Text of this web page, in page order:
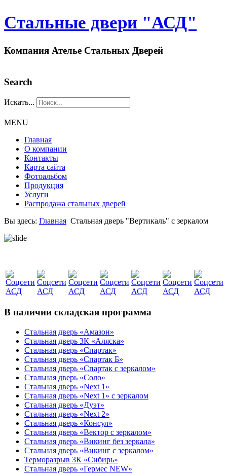
Стальные двери "АСД"
Компания Ателье Стальных Дверей
Search
Искать...
MENU
Главная
О компании
Контакты
Карта сайта
Фотоальбом
Продукция
Услуги
Распродажа стальных дверей
Вы здесь: Главная Стальная дверь "Вертикаль" с зеркалом
В наличии складская программа
Стальная дверь «Амазон»
Стальная дверь 3К «Аляска»
Стальная дверь «Спартак»
Стальная дверь «Спартак Б»
Стальная дверь «Спартак с зеркалом»
Стальная дверь «Соло»
Стальная дверь «Next 1»
Стальная дверь «Next 1» с зеркалом
Стальная дверь «Дуэт»
Стальная дверь «Next 2»
Стальная дверь «Консул»
Стальная дверь «Вектор с зеркалом»
Стальная дверь «Викинг без зеркала»
Стальная дверь «Викинг c зеркалом»
Терморазрыв 3К «Сибирь»
Стальная дверь «Гермес NEW»